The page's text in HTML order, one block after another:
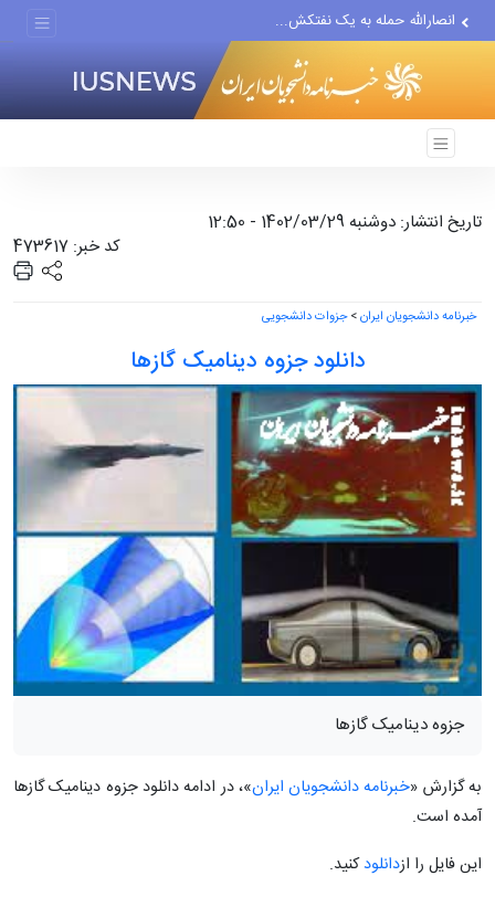
انصارالله حمله به یک نفتکش...
لفاظی جدید نتانیاهو علیه ایران
تاریخ انتشار: دوشنبه 1402/03/29 - 12:50
کد خبر: 473617
خبرنامه دانشجویان ایران>جزوات دانشجویی
دانلود جزوه دینامیک گازها
جزوه دینامیک گازها
به گزارش «خبرنامه دانشجویان ایران»، در ادامه دانلود جزوه دینامیک گازها
آمده است.
این فایل را ازدانلودکنید.